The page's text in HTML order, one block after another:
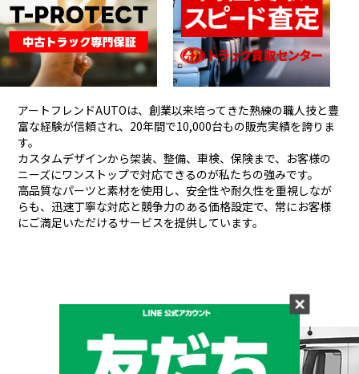
アートフレンドAUTOは、創業以来培ってきた熟練の職人技と豊
富な経験が信頼され、 20年間で10,000台もの販売実績を誇りま
す。
カスタムデザインから架装、整備、車検、保険まで、お客様の
ニーズにワンストップで対応できるのが私たちの強みです。
高品質なパーツと素材を使用し、安全性や耐久性を重視しなが
らも、 迅速丁寧な対応と競争力のある価格設定で、常にお客様
にご満足いただけるサービスを提供しています。
メーカーと形状から探す
BRAND & TYPE